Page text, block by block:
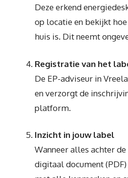
Deze erkend
op locatie en bekijkt
huis is. Dit neemt
Registratie van het
De EP-adviseur in
en verzorgt de
platform.
Inzicht in jouw label
Wanneer alles achter
digitaal document